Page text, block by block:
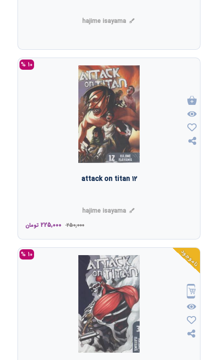
hajime isayama
10 %
attack on titan ۱۲
hajime isayama
250,000
225,000 تومان
ناموجود 10 %